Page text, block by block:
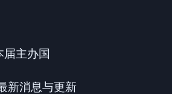
届主办国
新消息与更新